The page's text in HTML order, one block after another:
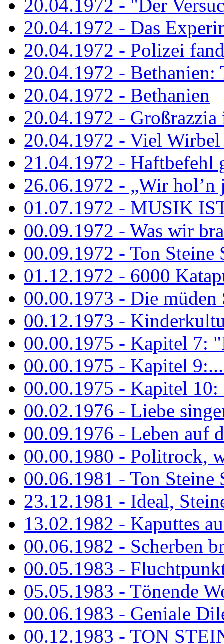
20.04.1972 - "Der
20.04.1972 - Das
20.04.1972 - Polizei
20.04.1972 - Bethanien:
20.04.1972 - Bethanien
20.04.1972 - Großrazzia
20.04.1972 - Viel
21.04.1972 - Haftbefehl
26.06.1972 - „Wir hol’n
01.07.1972 - MUSIK
00.09.1972 - Was wir
00.09.1972 - Ton Steine
01.12.1972 - 6000
00.00.1973 - Die müden
00.12.1973 -
00.00.1975 - Kapitel 7:
00.00.1975 - Kapitel
00.00.1975 - Kapitel
00.02.1976 - Liebe
00.09.1976 - Leben auf
00.00.1980 - Politrock,
00.06.1981 - Ton Steine
23.12.1981 - Ideal,
13.02.1982 - Kaputtes
00.06.1982 - Scherben
00.05.1983 -
05.05.1983 - Tönende
00.06.1983 - Geniale
00.12.1983 - TON